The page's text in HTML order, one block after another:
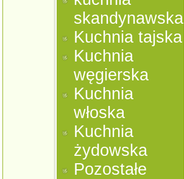
skandynawska
Kuchnia tajska
Kuchnia
węgierska
Kuchnia
włoska
Kuchnia
żydowska
Pozostałe